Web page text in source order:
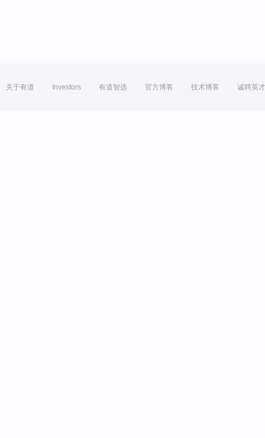
关于有道 Investors 有道智选 官方博客 技术博客 诚聘英才